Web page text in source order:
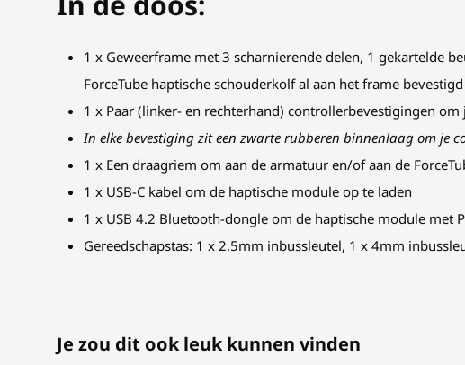
1 x Geweerframe met 3 scharnierende delen, 1 gekartelde
ForceTube haptische schouderkolf al aan het frame bevestigd
1 x Paar (linker- en rechterhand) controllerbevestigingen
In elke bevestiging zit een zwarte rubberen binnenlaag om je
1 x Een draagriem om aan de armatuur en/of aan de
1 x USB-C kabel om de haptische module op te laden
1 x USB 4.2 Bluetooth-dongle om de haptische module met
Gereedschapstas: 1 x 2.5mm inbussleutel, 1 x 4mm
Je zou dit ook leuk kunnen vinden